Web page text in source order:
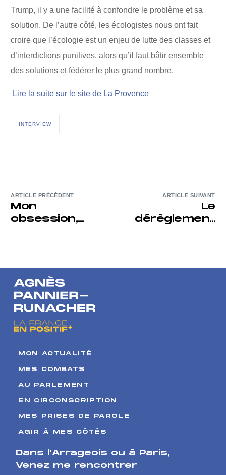
Trump, il y a une facilité à confondre le problème et sa
solution. De l’autre côté, les écologistes nous ont fait
croire que l’écologie est un enjeu de lutte des classes et
d’interdictions punitives, alors qu’il faut bâtir ensemble
des solutions et fédérer le plus grand nombre.
Lire la suite sur le site de La Provence
INTERVIEW
ARTICLE PRÉCÉDENT
Mon
obsession,
un niveau
soutenable
ARTICLE SUIVANT
Le
dérèglement
MON ACTUALITÉ
MES COMBATS
AU PARLEMENT
EN CIRCONSCRIPTION
MES PRISES DE PAROLE
AGIR À MES CÔTÉS
Dans l’Arrageois ou à Paris,
Venez me rencontrer